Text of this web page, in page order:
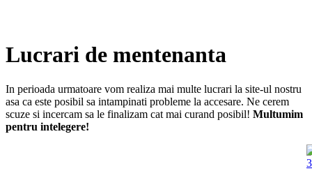
Lucrari de mentenanta
In perioada urmatoare vom realiza mai multe lucrari la site-ul nostru
asa ca este posibil sa intampinati probleme la accesare. Ne cerem
scuze si incercam sa le finalizam cat mai curand posibil! Multumim
pentru intelegere!